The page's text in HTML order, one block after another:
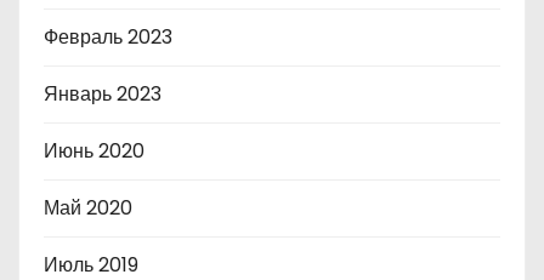
Февраль 2023
Январь 2023
Июнь 2020
Май 2020
Июль 2019